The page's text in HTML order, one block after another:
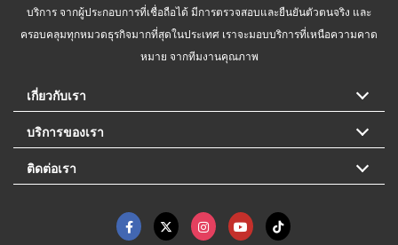
บริการ จากผู้ประกอบการที่เชื่อถือได้ มีการตรวจสอบและยืนยันตัวตนจริง และ
ครอบคลุมทุกหมวดธุรกิจมากที่สุดในประเทศ เราจะมอบบริการที่เหนือความคาด
หมาย จากทีมงานคุณภาพ
เกี่ยวกับเรา
บริการของเรา
ติดต่อเรา